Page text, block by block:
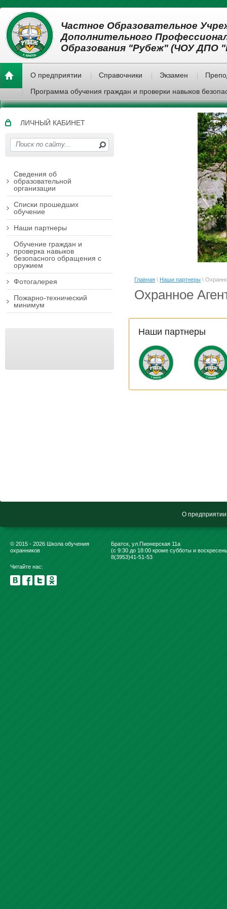
Частное Образовательное
Дополнительного
Образования "Рубеж" (ЧОУ ДПО
О предприятии Справочники Экзамен
Программа обучения граждан и проверки навыков
Главная \ Наши партнеры \
Охранное
Наши партнеры
ЛИЧНЫЙ КАБИНЕТ
Сведения об
образовательной
организации
Списки прошедших
обучение
Наши партнеры
Обучение граждан и
проверка навыков
безопасного обращения с
оружием
Фотогалерея
Пожарно-технический
минимум
О предприятии
© 2015 - 2026 Школа обучения
охранников
Читайте нас:
Братск, ул.Пионерская 11а
(с 9:30 до 18:00 кроме субботы и
8(3953)41-51-53